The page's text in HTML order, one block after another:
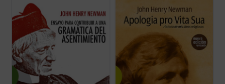
Edición revisada y anotada de la obra
cumbre del Cardenal Newman.
Dedicada a investigar el tipo de
asentimiento propio de las certezas
religiosas, y a medio camino entre el
ensayo filosófico y apologético, la
Gramática del ... (ver ficha)
Considerada una obra cumbre de la
literatura autobiográfica universal, la
Apologia pro vita sua supuso para su autor,
J.H. Newman, la anhelada oportunidad de
rechazo que había causado en Inglaterra ...
(ver ficha)